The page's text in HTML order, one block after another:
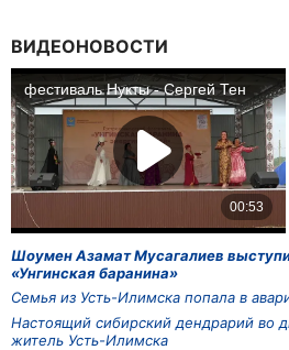
ВИДЕОНОВОСТИ
Шоумен Азамат Мусагалиев
«Унгинская баранина»
Семья из Усть-Илимска попала в
Настоящий сибирский дендрарий во
житель Усть-Илимска